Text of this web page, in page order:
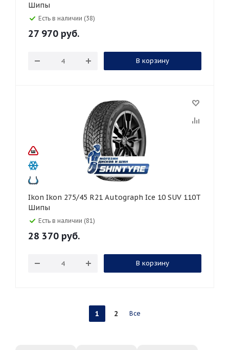
Шипы
Есть в наличии (38)
27 970 руб.
В корзину
Ikon Ikon 275/45 R21 Autograph Ice 10 SUV 110T
Шипы
Есть в наличии (81)
28 370 руб.
В корзину
1 2 Все